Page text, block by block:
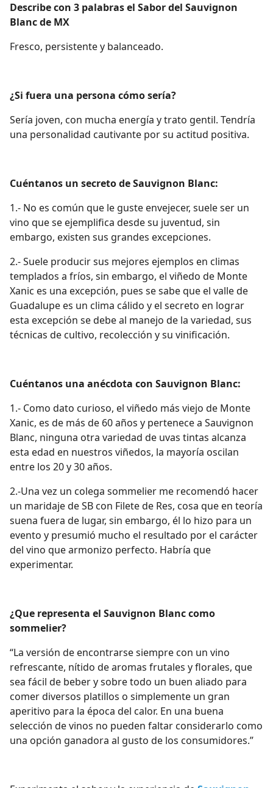
Describe con 3 palabras el Sabor del Sauvignon
Blanc de MX
Fresco, persistente y balanceado.
¿Si fuera una persona cómo sería?
Sería joven, con mucha energía y trato gentil. Tendría
una personalidad cautivante por su actitud positiva.
Cuéntanos un secreto de Sauvignon Blanc:
1.- No es común que le guste envejecer, suele ser un
vino que se ejemplifica desde su juventud, sin
embargo, existen sus grandes excepciones.
2.- Suele producir sus mejores ejemplos en climas
templados a fríos, sin embargo, el viñedo de Monte
Xanic es una excepción, pues se sabe que el valle de
Guadalupe es un clima cálido y el secreto en lograr
esta excepción se debe al manejo de la variedad, sus
técnicas de cultivo, recolección y su vinificación.
Cuéntanos una anécdota con Sauvignon Blanc:
1.- Como dato curioso, el viñedo más viejo de Monte
Xanic, es de más de 60 años y pertenece a Sauvignon
Blanc, ninguna otra variedad de uvas tintas alcanza
esta edad en nuestros viñedos, la mayoría oscilan
entre los 20 y 30 años.
2.-Una vez un colega sommelier me recomendó hacer
un maridaje de SB con Filete de Res, cosa que en teoría
suena fuera de lugar, sin embargo, él lo hizo para un
evento y presumió mucho el resultado por el carácter
del vino que armonizo perfecto. Habría que
experimentar.
¿Que representa el Sauvignon Blanc como
sommelier?
“La versión de encontrarse siempre con un vino
refrescante, nítido de aromas frutales y florales, que
sea fácil de beber y sobre todo un buen aliado para
comer diversos platillos o simplemente un gran
aperitivo para la época del calor. En una buena
selección de vinos no pueden faltar considerarlo como
una opción ganadora al gusto de los consumidores.”